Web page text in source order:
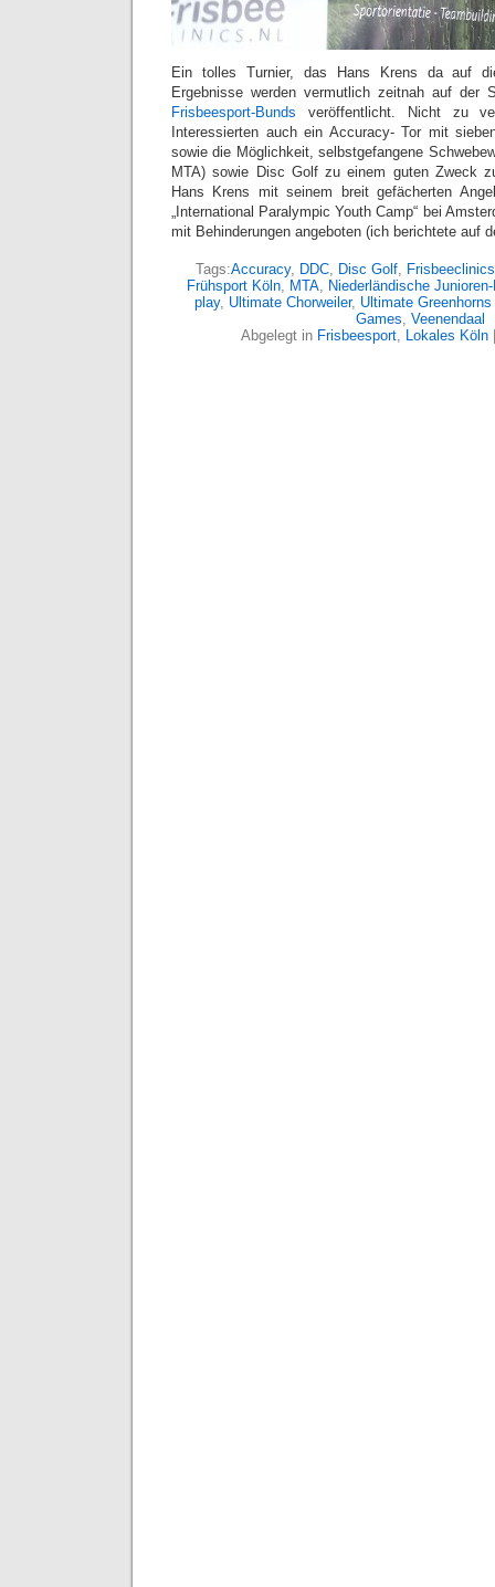
Ein tolles Turnier, das Hans Krens da auf
Ergebnisse werden vermutlich zeitnah auf der
Frisbeesport-Bunds veröffentlicht. Nicht zu
Interessierten auch ein Accuracy- Tor mit
sowie die Möglichkeit, selbstgefangene
MTA) sowie Disc Golf zu einem guten Zweck
Hans Krens mit seinem breit gefächerten
„International Paralympic Youth Camp“ bei
mit Behinderungen angeboten (ich berichtete auf
Tags:Accuracy, DDC, Disc Golf, Frisbeeclinics
Frühsport Köln, MTA, Niederländische
play, Ultimate Chorweiler, Ultimate
Games, Veenendaal
Abgelegt in Frisbeesport, Lokales Köln